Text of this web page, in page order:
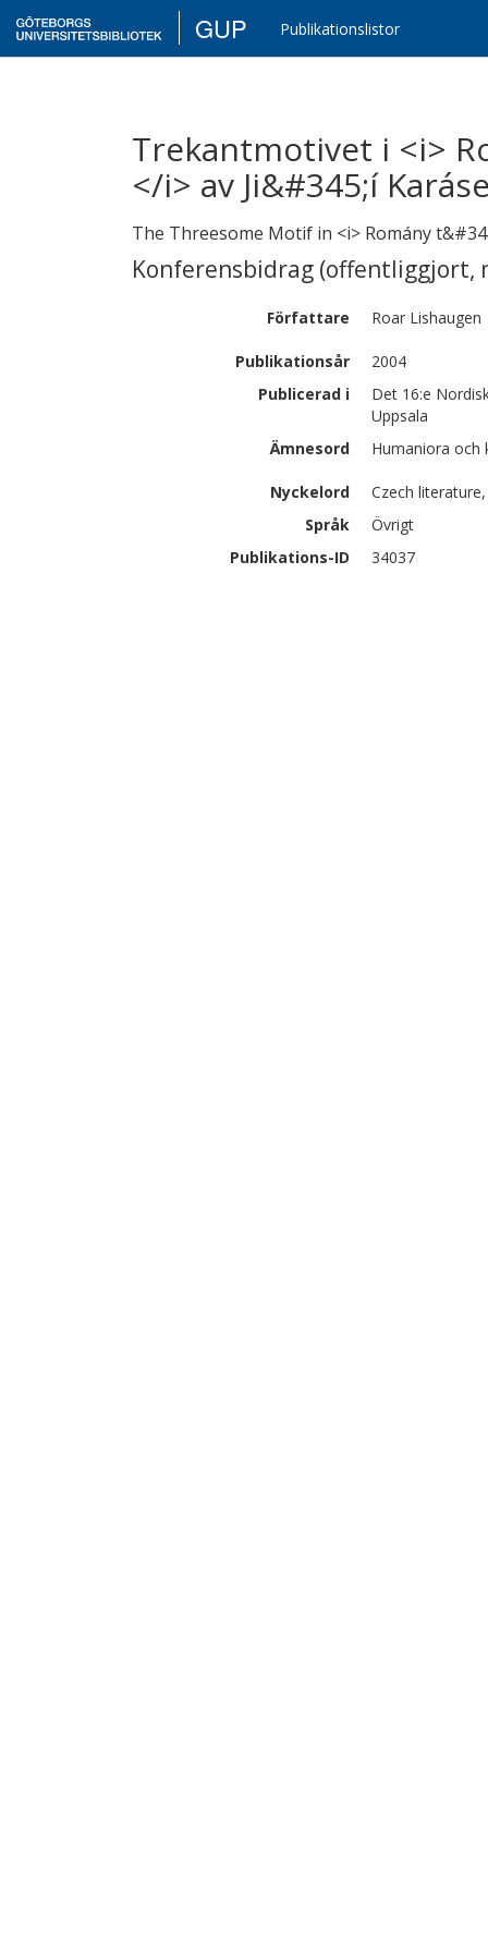
GUP Publikationslistor
Trekantmotivet i <i>
</i> av Ji&#345;í
The Threesome Motif in <i> Romány
Konferensbidrag (offentliggjort,
Författare Roar Lishaugen
Publikationsår
2004
Publicerad i
Det 16:e
Uppsala
Ämnesord
Humaniora
Nyckelord
Czech
Språk
Övrigt
Publikations-ID
34037